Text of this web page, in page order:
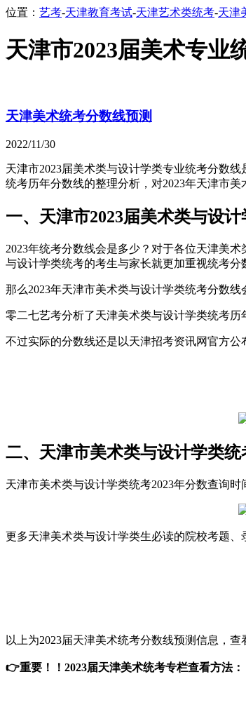
位置： 艺考-天津教育考试-天津艺术类统考-天津
天津市2023届美术专业
天津美术统考分数线预测
2022/11/30
天津市2023届美术类与设计学类专业统考分数
统考历年分数线的整理分析，对2023年天津市
一、天津市2023届美术类与设
2023年统考分数线会是多少？对于各位天津美
与设计学类统考的考生与家长就更加重视统考分
那么2023年天津市美术类与设计学类统考分数线
零二七艺考分析了天津美术类与设计学类统考历
不过实际的分数线还是以天津招考资讯网官方
二、天津市美术类与设计学类统
天津市美术类与设计学类统考2023年分数查询
更多天津美术类与设计学类生必读的院校考题
以上为2023届天津美术统考分数线预测信息，查
👉重要！！2023届天津美术统考专栏查看方法：